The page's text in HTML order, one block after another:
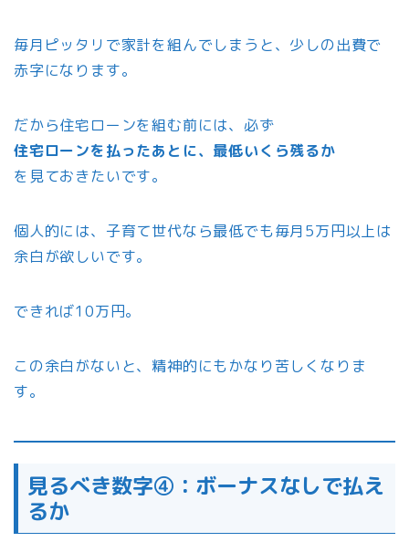
毎月ピッタリで家計を組んでしまうと、少しの出費で
赤字になります。
だから住宅ローンを組む前には、必ず
住宅ローンを払ったあとに、最低いくら残るか
を見ておきたいです。
個人的には、子育て世代なら最低でも毎月5万円以上は
余白が欲しいです。
できれば10万円。
この余白がないと、精神的にもかなり苦しくなりま
す。
見るべき数字④：ボーナスなしで払え
るか